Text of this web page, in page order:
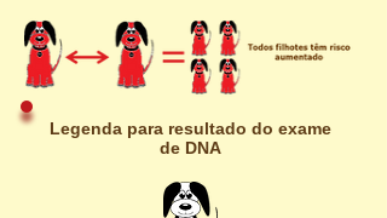
Legenda para resultado do exame
de DNA